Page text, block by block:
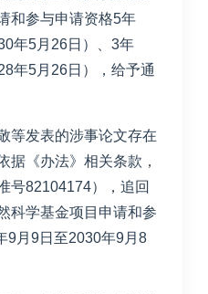
和参与申请资格5年
年5月26日）、3年
年5月26日），给予通
等发表的涉事论文存在
据《办法》相关条款，
号82104174），追回
科学基金项目申请和参
9月9日至2030年9月8